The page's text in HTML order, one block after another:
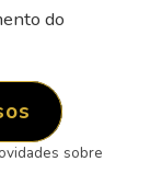
do
sobre